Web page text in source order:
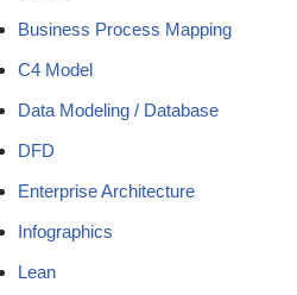
Business Process Mapping
C4 Model
Data Modeling / Database
DFD
Enterprise Architecture
Infographics
Lean